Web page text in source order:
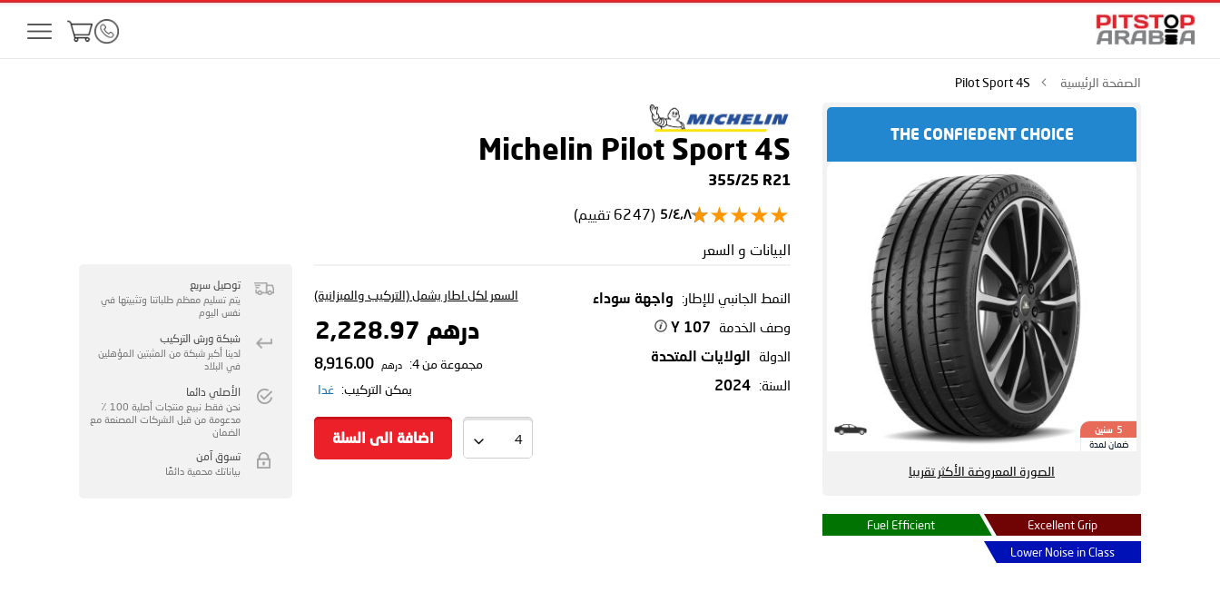
الصفحة الرئيسية Pilot Sport 4S
Michelin Pilot Sport 4S
355/25 R21
٤٫٨/5 (6247 تقييم)
THE CONFIEDENT CHOICE
5 سنين
ضمان لمدة
الصورة المعروضة الأكثر تقريبا
Excellent Grip
Fuel Efficient
Lower Noise in Class
البيانات و السعر
النمط الجانبي للإطار: واجهة سوداء
وصف الخدمة 107 Y
الدولة الولايات المتحدة
السنة: 2024
السعر لكل اطار يشمل (التركيب والميزانية)
درهم 2,228.97
مجموعة من 4: درهم 8,916.00
يمكن التركيب: غدا
اضافة الى السلة
توصيل سريع
يتم تسليم معظم طلباتنا وتثبيتها في
نفس اليوم
شبكة ورش التركيب
لدينا أكبر شبكة من المثبتين المؤهلين
في البلاد
الأصلي دائما
نحن فقط نبيع منتجات أصلية 100 ٪
مدعومة من قبل الشركات المصنعة مع
الضمان
تسوق آمن
بياناتك محمية دائمًا